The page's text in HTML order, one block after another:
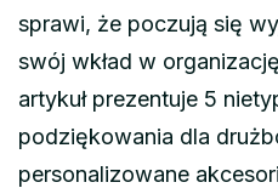
sprawi, że poczują się
swój wkład w
artykuł prezentuje 5
podziękowania dla
personalizowane